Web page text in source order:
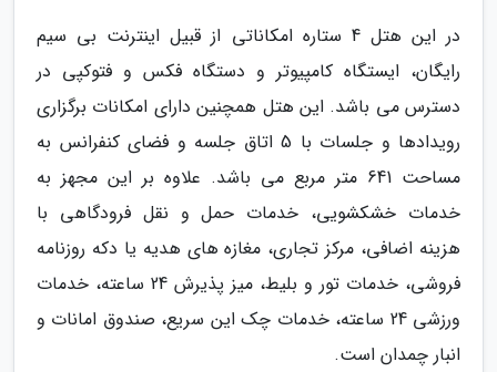
در این هتل 4 ستاره امکاناتی از قبیل اینترنت بی سیم
رایگان، ایستگاه کامپیوتر و دستگاه فکس و فتوکپی در
دسترس می باشد. این هتل همچنین دارای امکانات برگزاری
رویدادها و جلسات با 5 اتاق جلسه و فضای کنفرانس به
مساحت 641 متر مربع می باشد. علاوه بر این مجهز به
خدمات خشکشویی، خدمات حمل و نقل فرودگاهی با
هزینه اضافی، مرکز تجاری، مغازه های هدیه یا دکه روزنامه
فروشی، خدمات تور و بلیط، میز پذیرش 24 ساعته، خدمات
ورزشی 24 ساعته، خدمات چک این سریع، صندوق امانات و
انبار چمدان است.